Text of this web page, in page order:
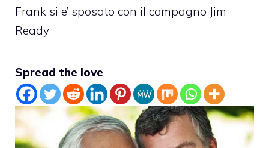
Frank si e’ sposato con il compagno Jim
Ready
Spread the love